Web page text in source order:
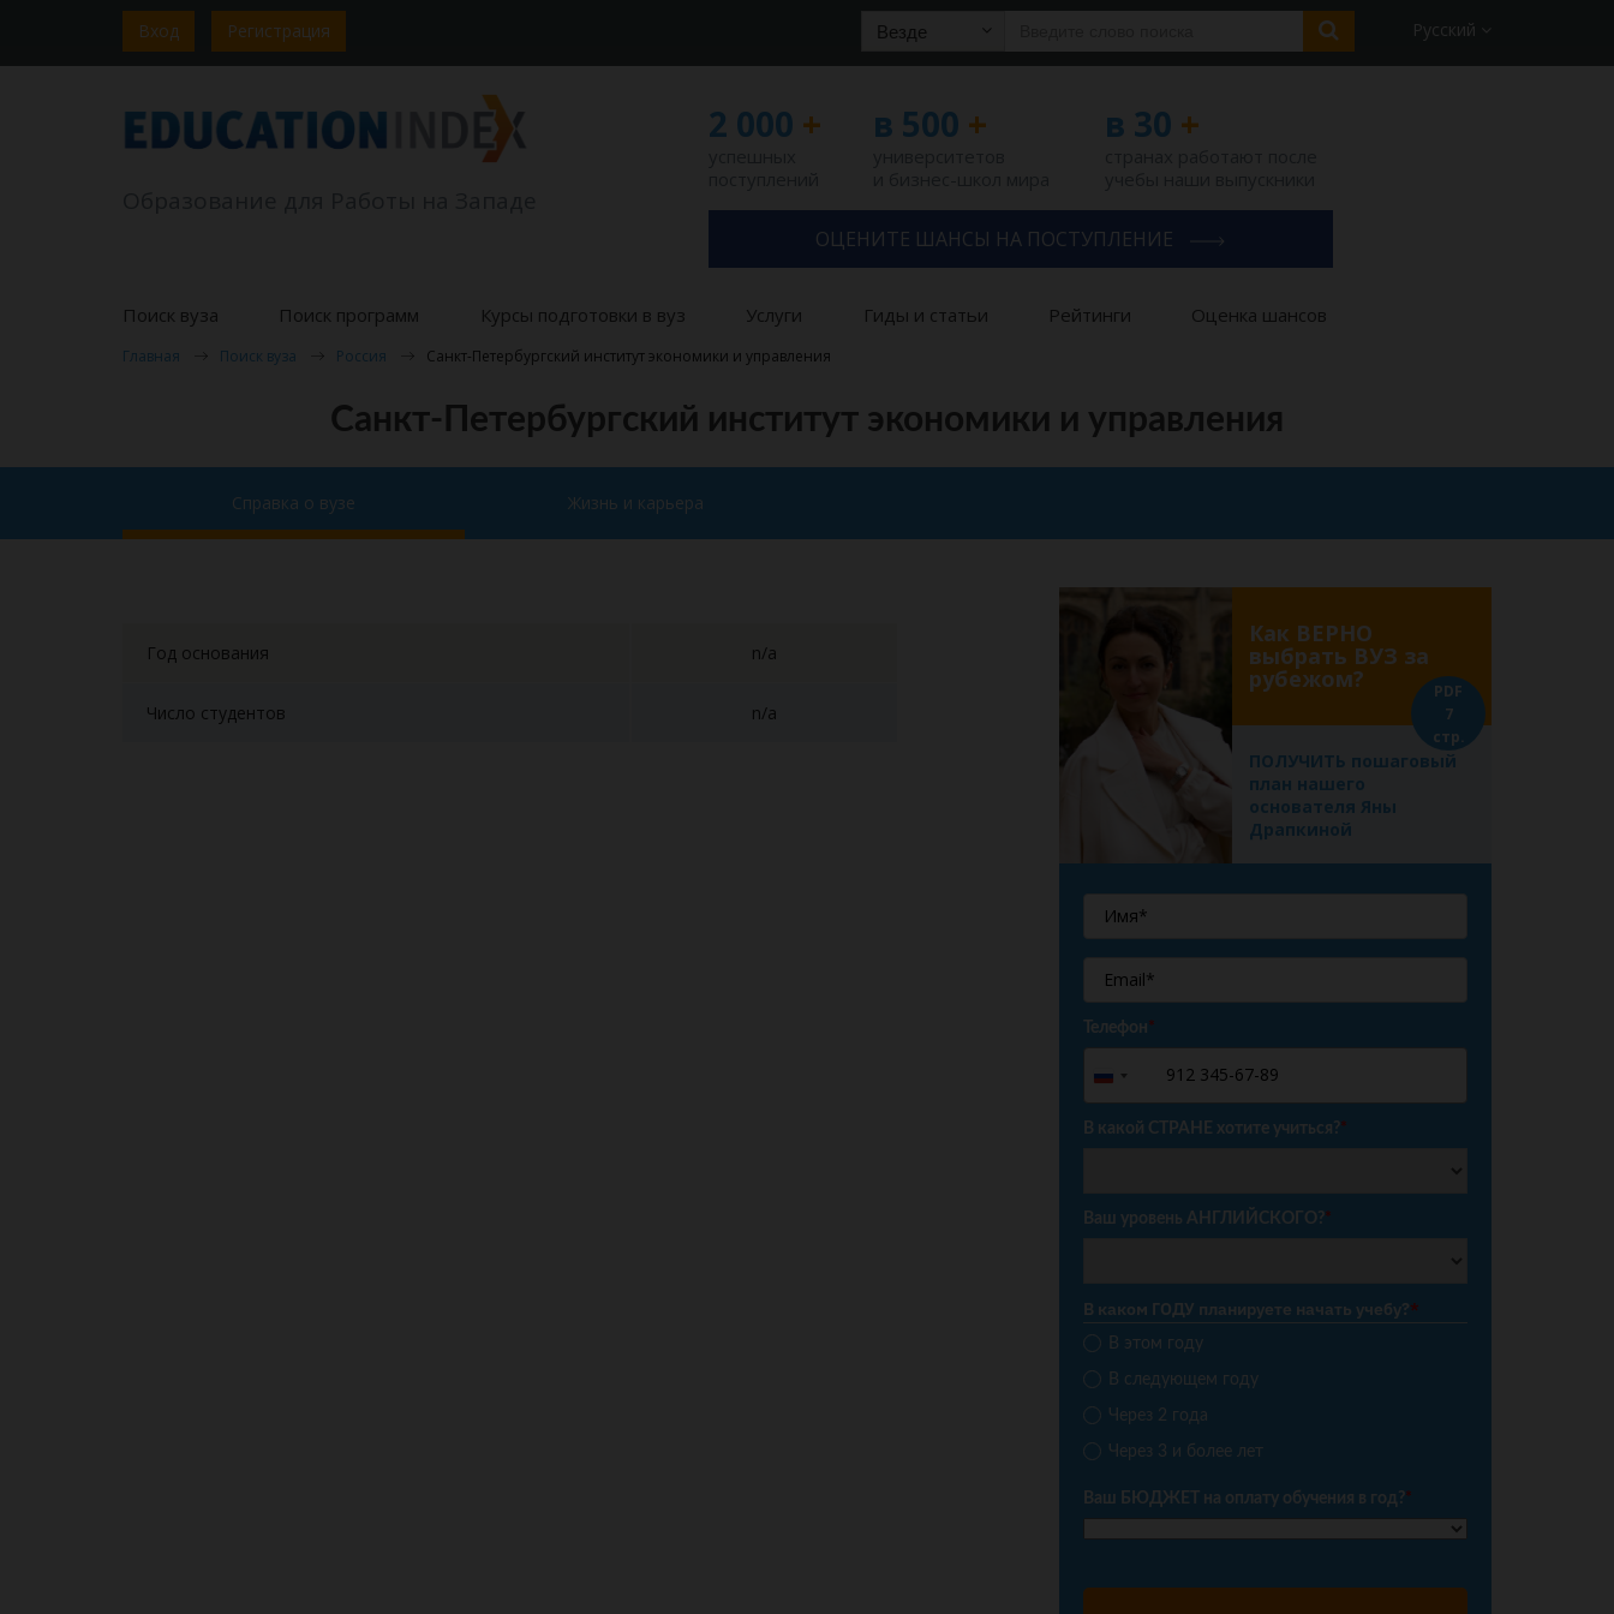
Вход Регистрация Везде Русский
2 000 + в 500 + в 30 +
ОЦЕНИТЕ ШАНСЫ НА ПОСТУПЛЕНИЕ
Поиск вуза Поиск программ Курсы подготовки в вуз Услуги Гиды и статьи Рейтинги Оценка шансов
Главная Поиск вуза Россия Санкт-Петербургский институт экономики и управления
Санкт-Петербургский институт экономики и управления
Справка о вузе Жизнь и карьера
Год основания n/a
Число студентов n/a
Как ВЕРНО
выбрать ВУЗ за
рубежом?
ПОЛУЧИТЬ пошаговый
план нашего
основателя Яны
Драпкиной
PDF
7
стр.
Телефон*
Russia
+7
В какой СТРАНЕ хотите учиться?*
Ваш уровень АНГЛИЙСКОГО?*
В каком ГОДУ планируете начать учебу?*
В этом году
В следующем году
Через 2 года
Через 3 и более лет
Ваш БЮДЖЕТ на оплату обучения в год?*